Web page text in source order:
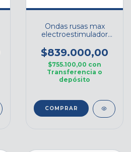
Ondas rusas max
electroestimulador
$839.000,00
$755.100,00 con
Transferencia o
depósito